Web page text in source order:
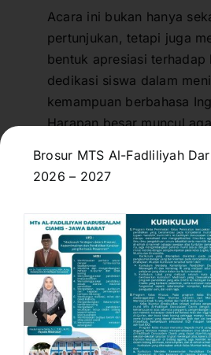
Acara ini bukan hanya
pertunjukan, tetapi juga
bentuk apresiasi terhadap
dedikasi siswa dalam
kemampuan berbahasa
Harapan besar muncul
menginspirasi siswa
mempererat kerjasama
Jangan lewatkan
melalui YouTube di link
https://
v=NTdKSI_GbLM.
(PakMif)
Brosur MTS Al-Fadliliyah
2026 – 2027